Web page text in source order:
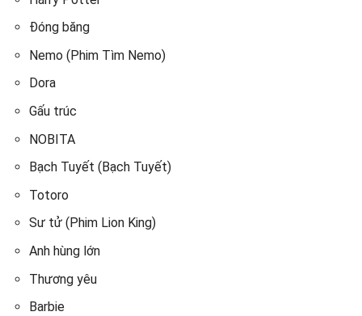
Đóng băng
Nemo (Phim Tìm Nemo)
Dora
Gấu trúc
NOBITA
Bạch Tuyết (Bạch Tuyết)
Totoro
Sư tử (Phim Lion King)
Anh hùng lớn
Thương yêu
Barbie